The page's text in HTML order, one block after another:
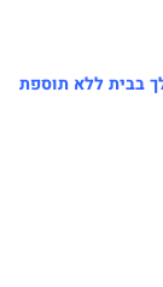
אצלך בבית ללא תוספת